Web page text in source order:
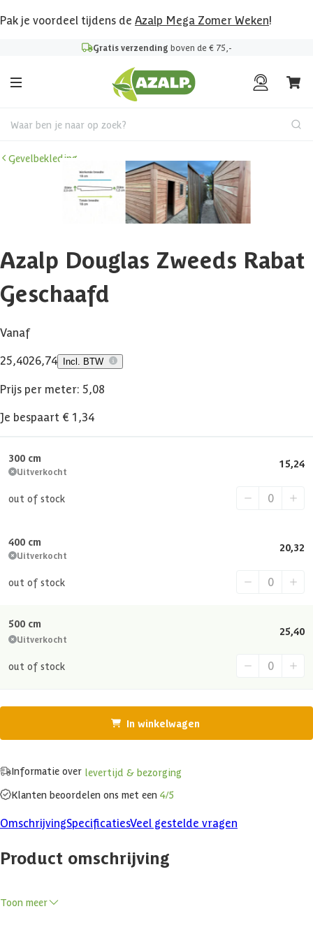
Pak je voordeel tijdens de Azalp Mega Zomer Weken!
Gratis verzending boven de € 75,-
Waar ben je naar op zoek?
Gevelbekleding
Azalp Douglas Zweeds Rabat
Geschaafd
Vanaf
25,4026,74 Incl. BTW
Prijs per meter: 5,08
Je bespaart € 1,34
300 cm
Uitverkocht
out of stock
15,24
400 cm
Uitverkocht
out of stock
20,32
500 cm
Uitverkocht
out of stock
25,40
In winkelwagen
Informatie over levertijd & bezorging
Klanten beoordelen ons met een 4/5
OmschrijvingSpecificatiesVeel gestelde vragen
Product omschrijving
Azalp Douglas Zweeds Rabat Geschaafd - 500 cm
Toon meer